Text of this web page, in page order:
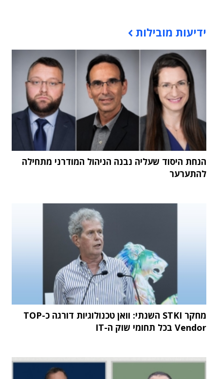
ידיעות מובילות
הנחת היסוד שעליה נבנה הניהול המודרני מתחילה
להתערער
מחקר STKI השנתי: וואן טכנולוגיות דורגה כ-TOP
Vendor בכל תחומי שוק ה-IT